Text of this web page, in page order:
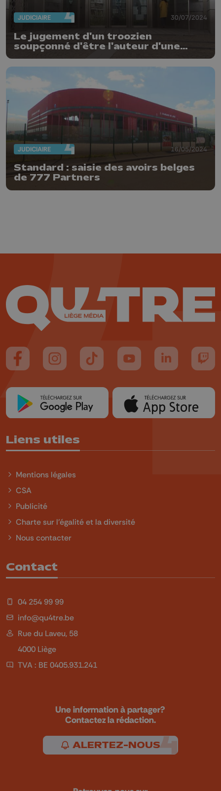
JUDICIAIRE 30/07/2024
Le jugement d'un troozien
soupçonné d'être l'auteur d'une
tentative d'assassinat reporté
JUDICIAIRE 16/05/2024
Standard : saisie des avoirs belges
de 777 Partners
Suivez-nous sur FaceBook
Suivez-nous sur Instagram
Suivez-nous sur TikTok
Suivez-nous sur YouTube
Suivez-nous
Liens utiles
Mentions légales
CSA
Publicité
Charte sur l'égalité et la diversité
Nous contacter
Contact
04 254 99 99
info@qu4tre.be
Rue du Laveu, 58
4000 Liège
TVA : BE 0405.931.241
Une information à partager?
Contactez la rédaction.
ALERTEZ-NOUS